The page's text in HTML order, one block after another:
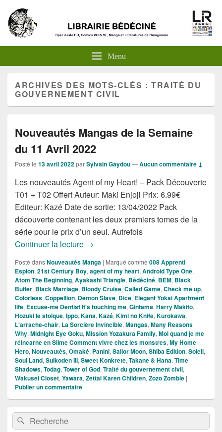
Menu
ARCHIVES DES MOTS-CLÉS :TRAITÉ DU
GOUVERNEMENT CIVIL
Nouveautés Mangas de la Semaine
du 11 Avril 2022
Posté le 13 avril 2022parSylvain Gaydou—Aucun commentaire ↓
Les nouveautés Agent of my Heart! – Pack Découverte
T01 + T02 Offert Auteur: Maki Enjoji Prix: 6.99€
Editeur: Kazé Date de sortie: 13/04/2022 Pack
découverte contenant les deux premiers tomes de la
série pour le prix d’un seul. Autrefois
Continuer la lecture Nouveautés Mangas de la Semaine
→
Posté dansNouveautés Manga | Marqué comme 008 Apprenti
Espion, 21st Century Boy, agent of my heart, Android Type One,
Atom The Beginning, Ayakashi Triangle, Bédéciné, BEM, Black
Butler, Black Marriage, Bloody Cruise, Called Game, Check me up,
Colorless, Coppellion, Demon Slave, Dice, Elegant Yokai Apartment
life, Excuse-me Dentist It's touching me, Gintama, Harry Makito,
Hozuki le stoïque, Ippo, Kana, Kazé, Kimi no Knife, Kurokawa,
L'arrache-chair, La Sorcière Invincible, Mangas, Many Reasons
Why, Midnight Eye Goku, Mission Yozakura Family, Moi quand je me
réincarne en Slime Comment vivre chez les monstres, My Home
Hero, Nouveautés, Omaké, Panini, Sailor Moon, Shiba Edition, Soleil,
Soul Land, Suikoden III, Sweet Konkrete, Takane & Hana, Time
Shadows, Todag, Tower of God, Traité du gouvernement civil,
Wakusei Closet, Yawara, Zettai Karen Children, Zozo Zombie |
Publier un commentaire
Zone
principale
de
Recherche :Rechercher